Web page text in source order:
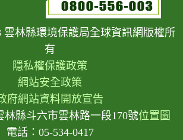
雲林縣環境保護局全球資訊網版權所
有
隱私權保護政策
網站安全政策
府網站資料開放宣告
林縣斗六市雲林路一段170號位置圖
電話：05-534-0417